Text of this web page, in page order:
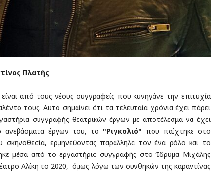
έ
Πλατής
είναι από τους νέους συγγραφείς που κυνηγάνε την επιτυχία
τους. Αυτό σημαίνει ότι τα τελευταία χρόνια έχει πάρει
συγγραφής θεατρικών έργων με αποτέλεσμα να έχει
ανεβάσματα έργων του, το "Ριγκολιό" που παίχτηκε στο
ερμηνεύοντας παράλληλα τον ένα ρόλο και το
μέσα από το εργαστήριο συγγραφής στο Ίδρυμα Μιχάλης
Αλίκη το 2020, όμως λόγω των συνθηκών της καραντίνας